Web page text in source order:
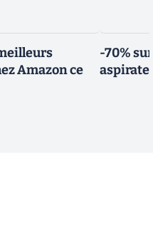
Amazon ce
-70%